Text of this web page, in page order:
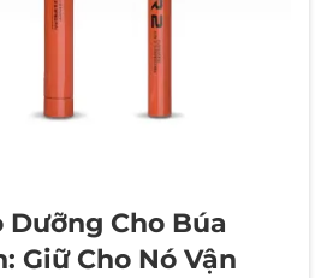
Dưỡng Cho Búa
Giữ Cho Nó Vận